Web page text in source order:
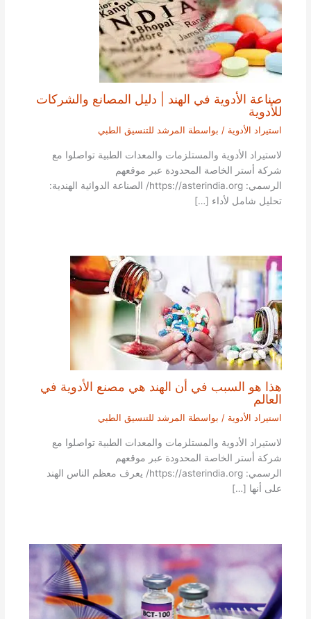
صناعة الأدوية في الهند | دليل المصانع والشركات
للأدوية
استيراد الأدوية / بواسطة المرشد للتنسيق الطبي
لاستيراد الأدوية والمستلزمات والمعدات الطبية تواصلوا مع
شركة أستر الخاصة المحدودة عبر موقعهم
الرسمي: https://asterindia.org/ الصناعة الدوائية الهندية:
تحليل شامل لأداء […]
هذا هو السبب في أن الهند هي مصنع الأدوية في
العالم
استيراد الأدوية / بواسطة المرشد للتنسيق الطبي
لاستيراد الأدوية والمستلزمات والمعدات الطبية تواصلوا مع
شركة أستر الخاصة المحدودة عبر موقعهم
الرسمي: https://asterindia.org/ يعرف معظم الناس الهند
على أنها […]